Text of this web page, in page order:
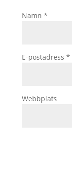
Namn *
E-postadress *
Webbplats